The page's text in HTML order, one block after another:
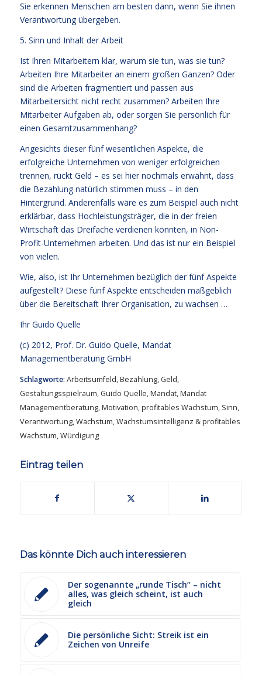
Sie erkennen Menschen am besten dann, wenn Sie ihnen
Verantwortung übergeben.
5. Sinn und Inhalt der Arbeit
Ist Ihren Mitarbeitern klar, warum sie tun, was sie tun?
Arbeiten Ihre Mitarbeiter an einem großen Ganzen? Oder
sind die Arbeiten fragmentiert und passen aus
Mitarbeitersicht nicht recht zusammen? Arbeiten Ihre
Mitarbeiter Aufgaben ab, oder sorgen Sie persönlich für
einen Gesamtzusammenhang?
Angesichts dieser fünf wesentlichen Aspekte, die
erfolgreiche Unternehmen von weniger erfolgreichen
trennen, rückt Geld – es sei hier nochmals erwähnt, dass
die Bezahlung natürlich stimmen muss – in den
Hintergrund. Anderenfalls wäre es zum Beispiel auch nicht
erklärbar, dass Hochleistungsträger, die in der freien
Wirtschaft das Dreifache verdienen könnten, in Non-
Profit-Unternehmen arbeiten. Und das ist nur ein Beispiel
von vielen.
Wie, also, ist Ihr Unternehmen bezüglich der fünf Aspekte
aufgestellt? Diese fünf Aspekte entscheiden maßgeblich
über die Bereitschaft Ihrer Organisation, zu wachsen …
Ihr Guido Quelle
(c) 2012, Prof. Dr. Guido Quelle, Mandat
Managementberatung GmbH
Schlagworte: Arbeitsumfeld,Bezahlung, Geld,
Gestaltungsspielraum, Guido Quelle,Mandat,Mandat
Managementberatung,Motivation,profitables Wachstum, Sinn,
Verantwortung,Wachstum,Wachstumsintelligenz & profitables
Wachstum,Würdigung
Eintrag teilen
Das könnte Dich auch interessieren
Der sogenannte „runde Tisch“ – nicht
alles, was gleich scheint, ist auch
gleich
Die persönliche Sicht: Streik ist ein
Zeichen von Unreife